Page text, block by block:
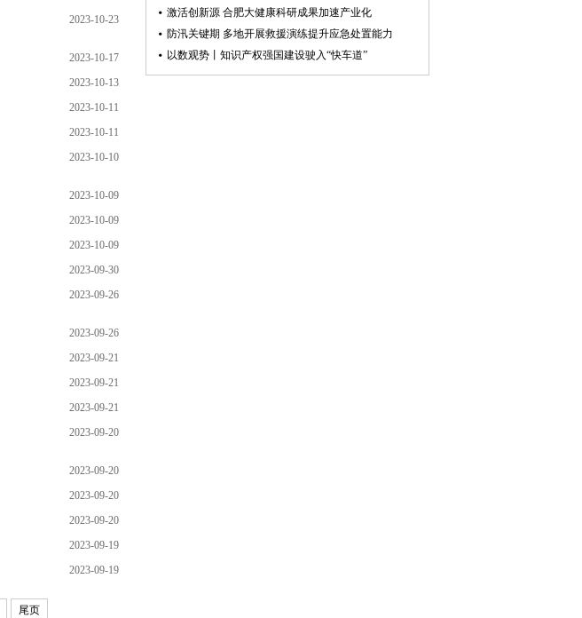
2023-10-23
2023-10-17
2023-10-13
2023-10-11
2023-10-11
2023-10-10
2023-10-09
2023-10-09
2023-10-09
2023-09-30
2023-09-26
2023-09-26
2023-09-21
2023-09-21
2023-09-21
2023-09-20
2023-09-20
2023-09-20
2023-09-20
2023-09-19
2023-09-19
尾页
激活创新源 合肥大健康科研成果加速产业化
防汛关键期 多地开展救援演练提升应急处置能力
以数观势丨知识产权强国建设驶入“快车道”